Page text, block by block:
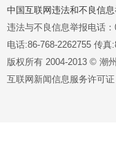
中国互联网违法和不良信
违法与不良信息举报电话
电话:86-768-2262755 传
版权所有 2004-2013 © 潮
互联网新闻信息服务许可